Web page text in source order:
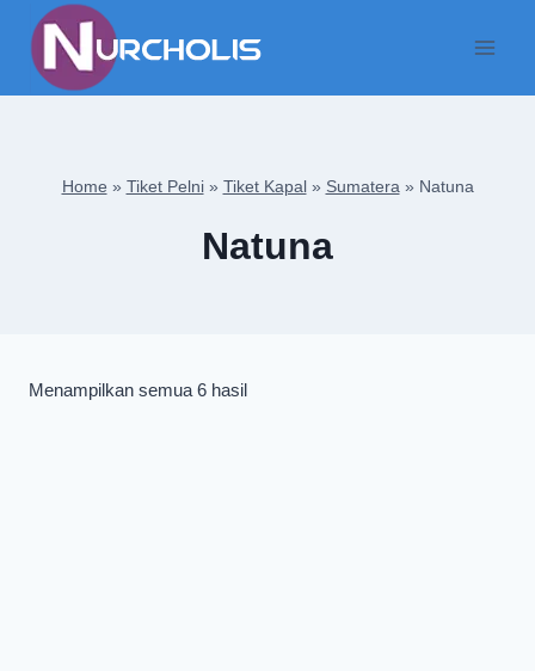
content
Home » Tiket Pelni» Tiket Kapal» Sumatera » Natuna
Natuna
Menampilkan semua 6 hasilDiurutkan